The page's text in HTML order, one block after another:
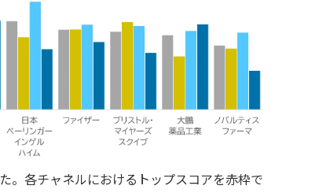
。各チャネルにおけるトップスコアを赤枠で